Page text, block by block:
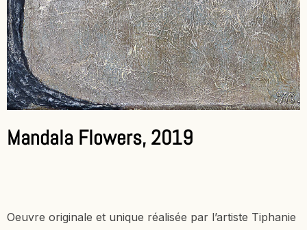
Mandala Flowers, 2019
Oeuvre originale et unique réalisée par l’artiste Tiphanie